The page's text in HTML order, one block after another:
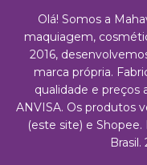
Olá! Somos a
maquiagem,
2016,
marca própria.
qualidade e preços
ANVISA. Os produtos
(este site) e
Brasil.